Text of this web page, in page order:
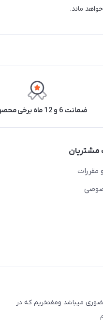
ضمانت 6 و 12 ماه برخی محصولات
مقررات
های ایرانی سابقه کاری ما حدود 4سال به طورآنلاین و حضوری میباشد ومفتخریم که در